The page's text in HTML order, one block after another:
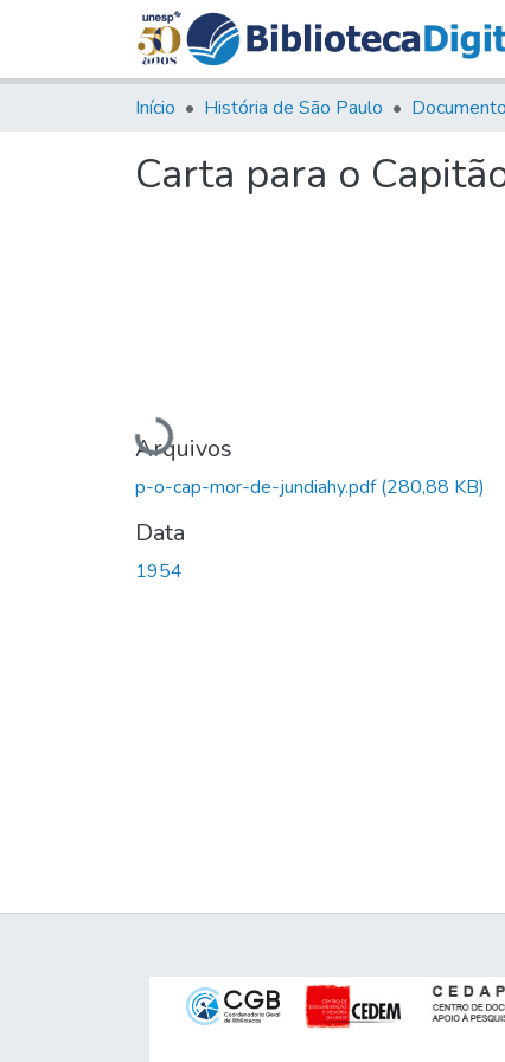
Início História de São Paulo
Carta para o
Carregando...
Arquivos
p-o-cap-mor-de-jundiahy.pdf(280,88 KB)
Data
1954